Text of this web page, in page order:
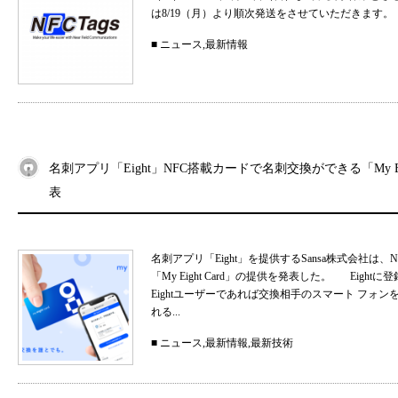
は8/19（月）より順次発送をさせていただき
■ ニュース,最新情報
名刺アプリ「Eight」NFC搭載カードで名刺交換ができる「My
表
名刺アプリ「Eight」を提供するSansa株式会社は
「My Eight Card」の提供を発表した。 Eightに
Eightユーザーであれば交換相手のスマート フォン
れる...
■ ニュース,最新情報,最新技術